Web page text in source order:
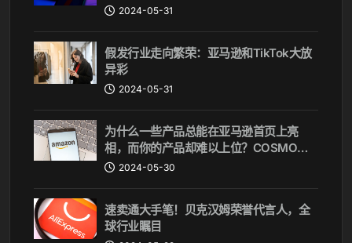
2024-05-31
假发行业走向繁荣：亚马逊和TikTok大放
异彩
2024-05-31
为什么一些产品总能在亚马逊首页上亮
相，而你的产品却难以上位？COSMO算
法揭秘
2024-05-30
速卖通大手笔！贝克汉姆荣誉代言人，全
球行业瞩目